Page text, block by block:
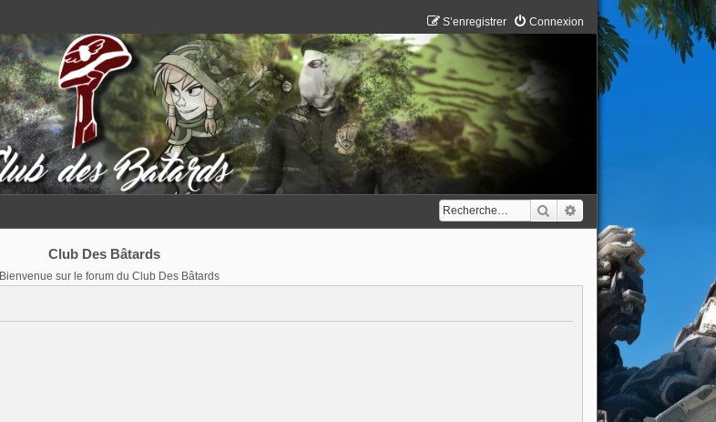
Connexion
S’enregistrer
Rechercher
Club Des Bâtards
Bienvenue sur le forum du Club Des Bâtards